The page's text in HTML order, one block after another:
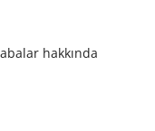
hakkında